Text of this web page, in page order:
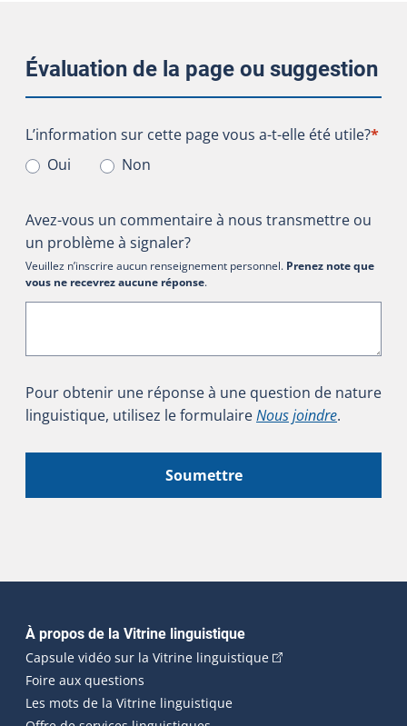
Évaluation de la page ou suggestion
L’information sur cette page vous a-t-elle été utile?
L’information sur cette page vous a-t-elle été utile?*
Oui
Non
Avez-vous un commentaire à nous transmettre ou
un problème à signaler?
Veuillez n’inscrire aucun renseignement personnel. Prenez note que
vous ne recevrez aucune réponse.
Pour obtenir une réponse à une question de nature
linguistique, utilisez le formulaireNous joindre.
Soumettre
Navigation principale
À propos de la Vitrine linguistique
Capsule vidéo sur la Vitrine linguistique(Cet hyperlien
Foire aux questions
Les mots de la Vitrine linguistique